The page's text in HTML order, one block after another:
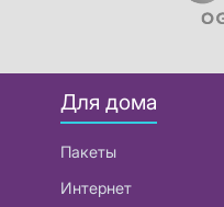
Для дома
Пакеты
Интернет